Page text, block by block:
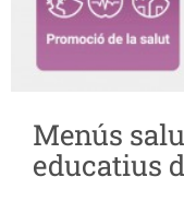
Menús
educatius